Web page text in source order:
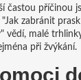
častou příčinou
zabránit
vědí, malé
při žvýkání.